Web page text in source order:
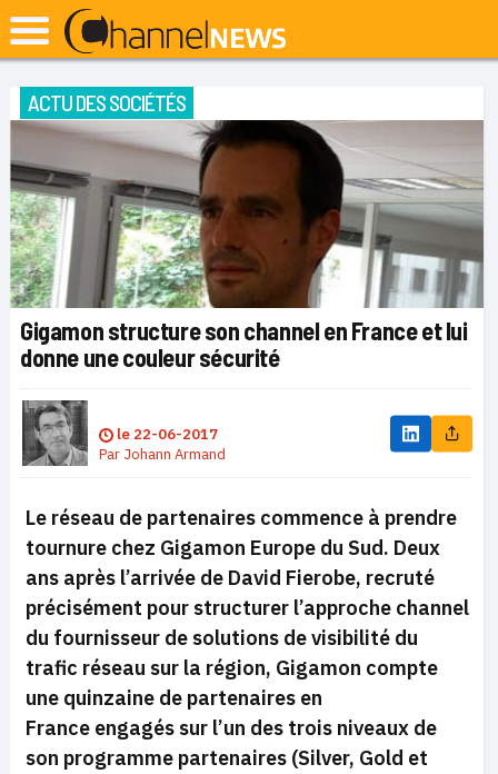
ACTU DES SOCIÉTÉS
Gigamon structure son channel en France et lui
donne une couleur sécurité
le 22-06-2017
Par Johann Armand
Le réseau de partenaires commence à prendre
tournure chez Gigamon Europe du Sud. Deux
ans après l’arrivée de David Fierobe, recruté
précisément pour structurer l’approche channel
du fournisseur de solutions de visibilité du
trafic réseau sur la région, Gigamon compte
une quinzaine de partenaires en
France engagés sur l’un des trois niveaux de
son programme partenaires (Silver, Gold et